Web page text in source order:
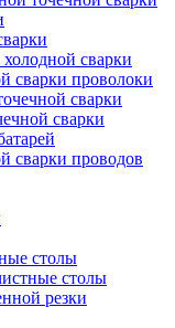
сварки
сварки проволоки
сварки
сварки
сварки проводов
столы
столы
резки